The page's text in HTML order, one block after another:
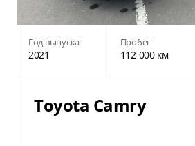
Год выпуска
2021
Пробег
112 000 км
Toyota Camry